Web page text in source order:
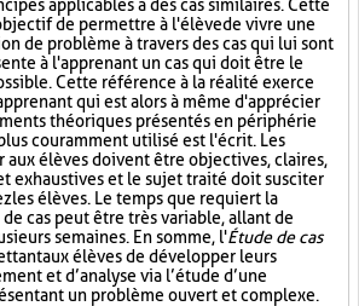
applicables à des cas similaires. Cette
de permettre à l'élève de vivre une
de problème à travers des cas qui lui sont
à l'apprenant un cas qui doit être le
Cette référence à la réalité exerce
qui est alors à même d'apprécier
théoriques présentés en périphérie
couramment utilisé est l'écrit. Les
élèves doivent être objectives, claires,
exhaustives et le sujet traité doit susciter
les élèves. Le temps que requiert la
cas peut être très variable, allant de
semaines. En somme, l'Étude de cas
aux élèves de développer leurs
et d’analyse via l’étude d’une
un problème ouvert et complexe.